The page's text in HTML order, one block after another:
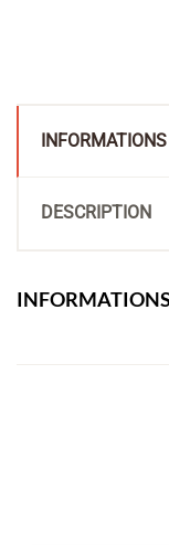
DESCRIPTION